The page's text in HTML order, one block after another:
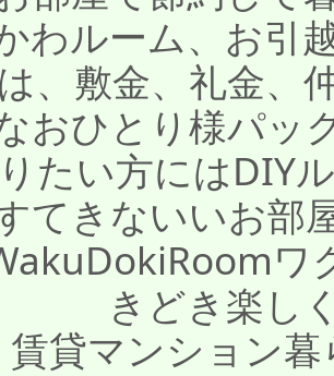
わルーム、お引
、敷金、礼金、
おひとり様パッ
たい方にはDIY
てきないいお部
ワ
きどき楽し
賃貸マンション